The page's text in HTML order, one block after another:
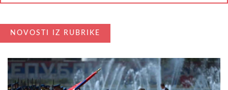
NOVOSTI IZ RUBRIKE